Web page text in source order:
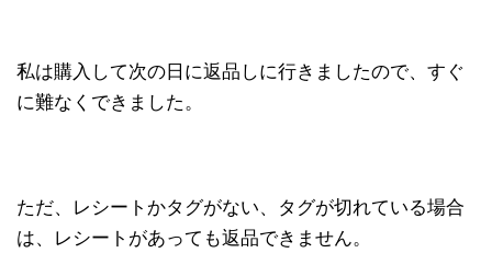
私は購入して次の日に返品しに行きましたので、すぐ
に難なくできました。
ただ、レシートかタグがない、タグが切れている場合
は、レシートがあっても返品できません。